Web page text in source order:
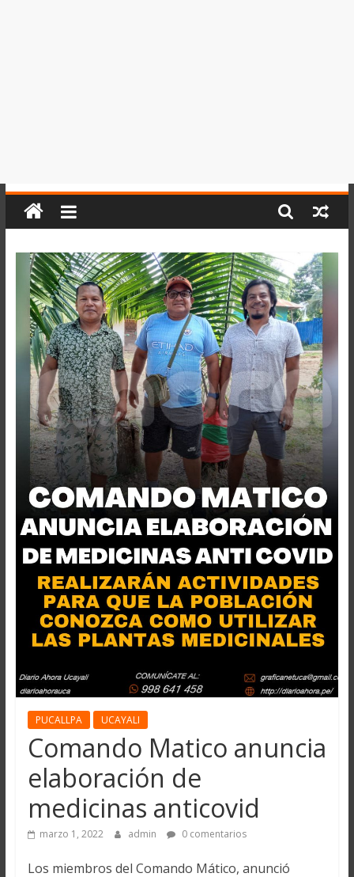
PUCALLPA UCAYALI
Comando Matico anuncia
elaboración de
medicinas anticovid
marzo 1, 2022 admin 0 comentarios
Los miembros del Comando Mático, anunció